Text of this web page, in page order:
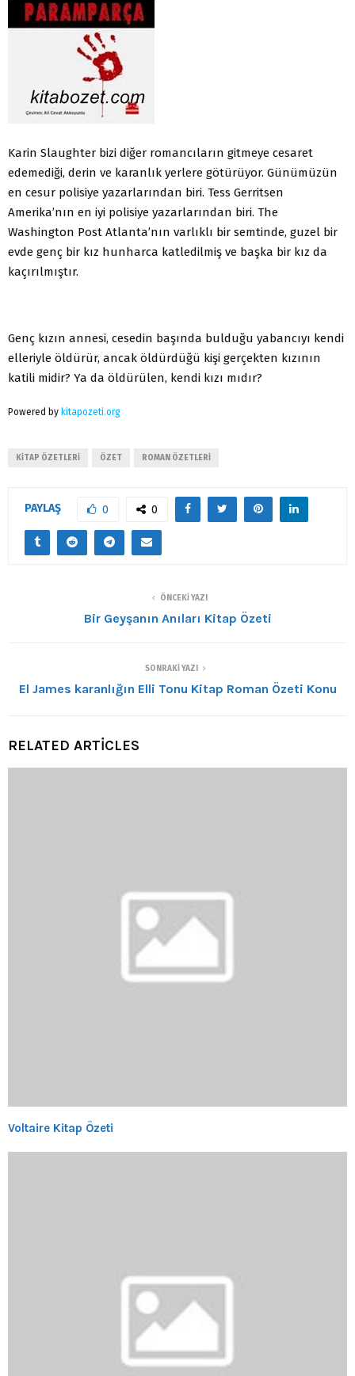
Karin Slaughter bizi diğer romancıların gitmeye cesaret
edemediği, derin ve karanlık yerlere götürüyor. Günümüzün
en cesur polisiye yazarlarından biri. Tess Gerritsen
Amerika’nın en iyi polisiye yazarlarından biri. The
Washington Post Atlanta’nın varlıklı bir semtinde, guzel bir
evde genç bir kız hunharca katledilmiş ve başka bir kız da
kaçırılmıştır.
Genç kızın annesi, cesedin başında bulduğu yabancıyı kendi
elleriyle öldürür, ancak öldürdüğü kişi gerçekten kızının
katili midir? Ya da öldürülen, kendi kızı mıdır?
Powered by kitapozeti.org
KITAP ÖZETLERI ÖZET ROMAN ÖZETLERI
PAYLAŞ 0 0
ÖNCEKI YAZI
Bir Geyşanın Anıları Kitap Özeti
SONRAKI YAZI
El James karanlığın Elli Tonu Kitap Roman Özeti Konu
RELATED ARTICLES
Voltaire Kitap Özeti